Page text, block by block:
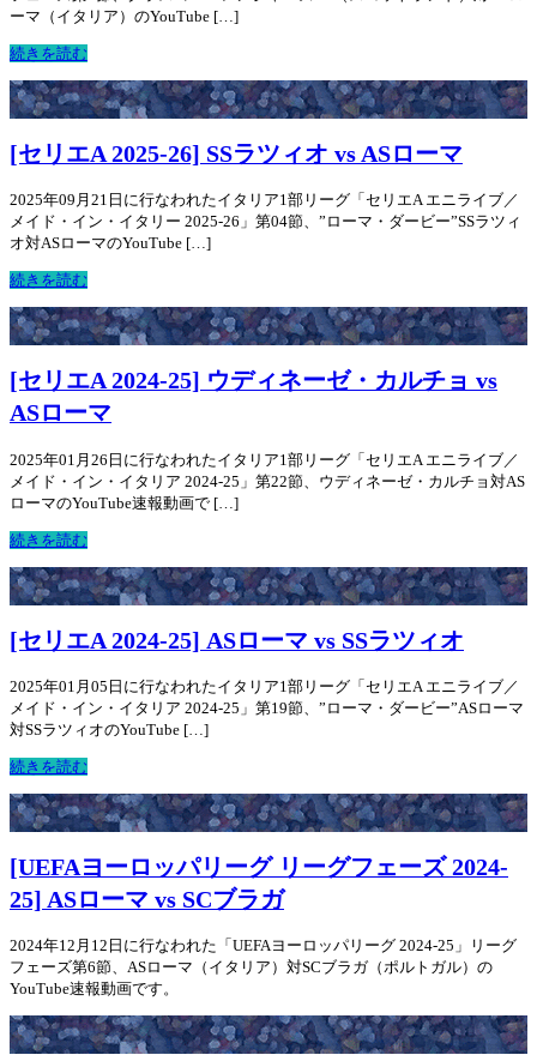
ーマ（イタリア）のYouTube […]
続きを読む
[セリエA 2025-26] SSラツィオ vs ASローマ
2025年09月21日に行なわれたイタリア1部リーグ「セリエA エニライブ／
メイド・イン・イタリー 2025-26」第04節、”ローマ・ダービー”SSラツィ
オ対ASローマのYouTube […]
続きを読む
[セリエA 2024-25] ウディネーゼ・カルチョ vs
ASローマ
2025年01月26日に行なわれたイタリア1部リーグ「セリエA エニライブ／
メイド・イン・イタリア 2024-25」第22節、ウディネーゼ・カルチョ対AS
ローマのYouTube速報動画で […]
続きを読む
[セリエA 2024-25] ASローマ vs SSラツィオ
2025年01月05日に行なわれたイタリア1部リーグ「セリエA エニライブ／
メイド・イン・イタリア 2024-25」第19節、”ローマ・ダービー”ASローマ
対SSラツィオのYouTube […]
続きを読む
[UEFAヨーロッパリーグ リーグフェーズ 2024-
25] ASローマ vs SCブラガ
2024年12月12日に行なわれた「UEFAヨーロッパリーグ 2024-25」リーグ
フェーズ第6節、ASローマ（イタリア）対SCブラガ（ポルトガル）の
YouTube速報動画です。